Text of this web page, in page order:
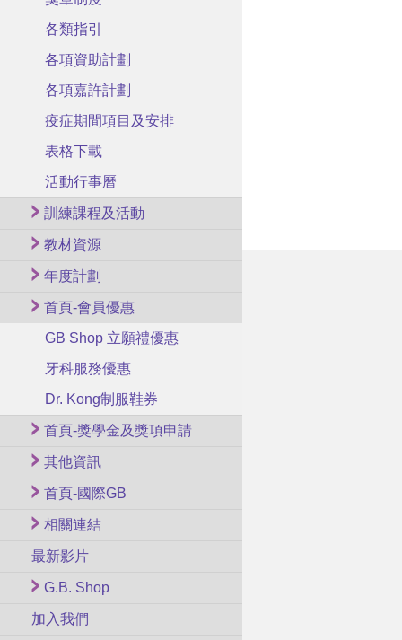
各類指引
各項資助計劃
各項嘉許計劃
疫症期間項目及安排
表格下載
活動行事曆
訓練課程及活動
教材資源
年度計劃
首頁-會員優惠
GB Shop 立願禮優惠
牙科服務優惠
Dr. Kong制服鞋券
首頁-獎學金及獎項申請
其他資訊
首頁-國際GB
相關連結
最新影片
G.B. Shop
加入我們